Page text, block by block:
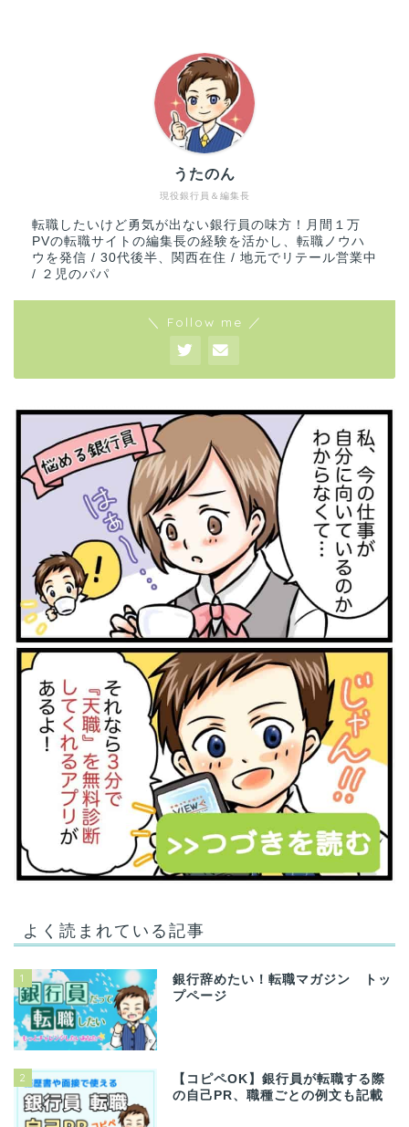
現役銀行員＆編集長
うたのん
転職したいけど勇気が出ない銀行員の味方！月間１万
PVの転職サイトの編集長の経験を活かし、転職ノウハ
ウを発信 / 30代後半、関西在住 / 地元でリテール営業中
/ ２児のパパ
＼ Follow me ／
よく読まれている記事
1
銀行辞めたい！転職マガジン トッ
プページ
2
【コピペOK】銀行員が転職する際
の自己PR、職種ごとの例文も記載